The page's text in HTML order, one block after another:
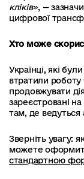
кліків», —
цифрової
Хто може
Українці, які
втратили
продовжувати
зареєстровані
там, де ведуться
Зверніть увагу:
можете
стандартною